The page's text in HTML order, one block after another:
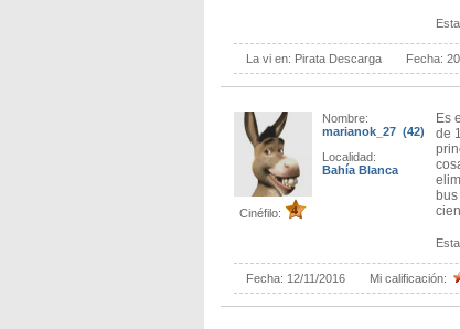
La vi en: Pirata Descarga Fecha:
Cinéfilo:
Nombre:
marianok_27 (42)
Localidad:
Bahía Blanca
Es
de
Fecha: 12/11/2016 Mi calificación: